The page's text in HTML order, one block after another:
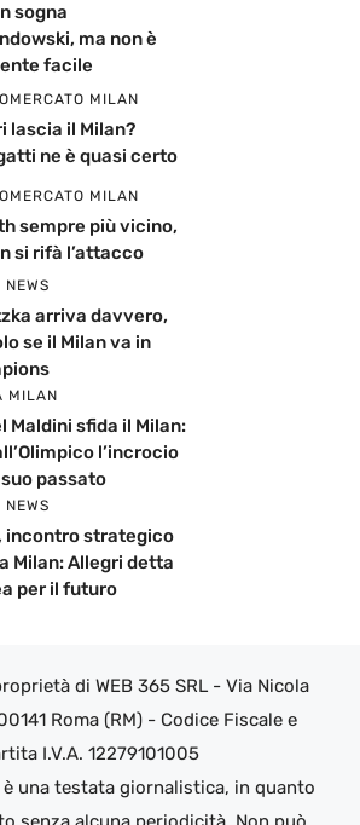
sogna
ma non è
facile
MILAN
lascia il Milan?
ne è quasi certo
MILAN
sempre più vicino,
si rifà l’attacco
arriva davvero,
se il Milan va in
MILAN
Maldini sfida il Milan:
l’incrocio
passato
incontro strategico
Milan: Allegri detta
per il futuro
di WEB 365 SRL - Via Nicola
Roma (RM) - Codice Fiscale e
I.V.A. 12279101005
una testata giornalistica, in quanto